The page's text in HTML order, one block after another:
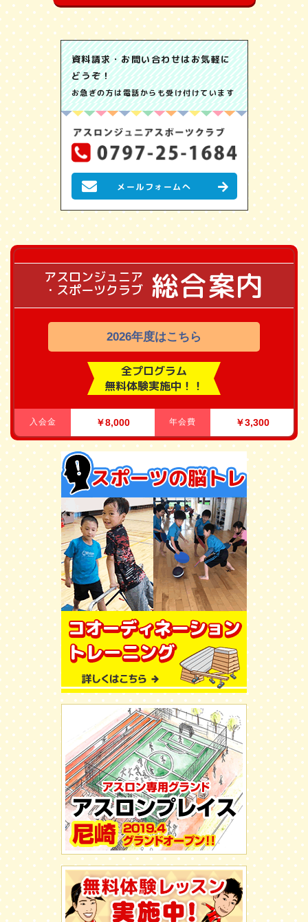
資料請求・お問い合わせはお気軽に
どうぞ！
お急ぎの方は電話からも受け付けています
メールフォームへ
アスロンジュニア
・スポーツクラブ 総合案内
2026年度はこちら
全プログラム
無料体験実施中！！
入会金 ￥8,000 年会費 ￥3,300